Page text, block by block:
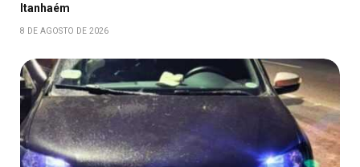
Itanhaém
8 DE AGOSTO DE 2026